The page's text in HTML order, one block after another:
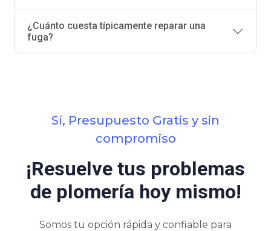
¿Cuánto cuesta típicamente reparar una
fuga?
Sí, Presupuesto Gratis y sin
compromiso
¡Resuelve tus problemas
de plomería hoy mismo!
Somos tu opción rápida y confiable para